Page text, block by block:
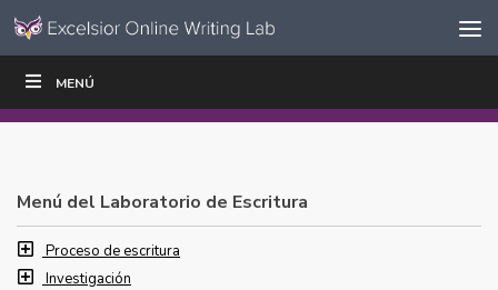
Ir al contenido
navegación
MENÚ
ESCRIBIR
Menú del Laboratorio de Escritura
Proceso de escritura
Investigación